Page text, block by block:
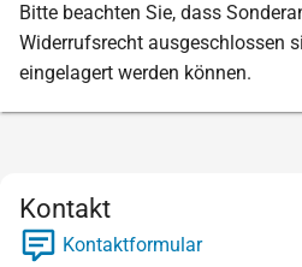
Bitte beachten Sie, dass
Widerrufsrecht ausgeschlossen
eingelagert werden können.
Kontakt
Kontaktformular